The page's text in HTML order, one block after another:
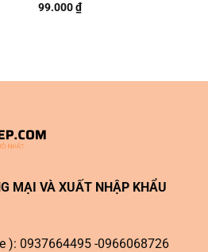
99.000₫
MẠI VÀ XUẤT NHẬP KHẨU
): 0937664495 -0966068726